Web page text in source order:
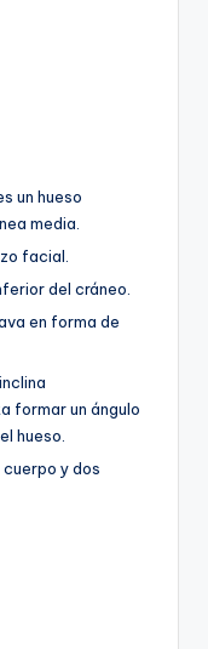
un hueso
media.
facial.
del cráneo.
en forma de
formar un ángulo
hueso.
y dos